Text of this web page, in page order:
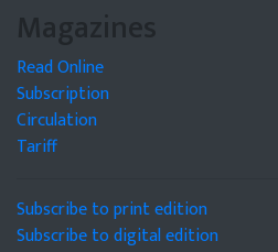
Magazines
Read Online
Subscription
Circulation
Tariff
Subscribe to print edition
Subscribe to digital edition